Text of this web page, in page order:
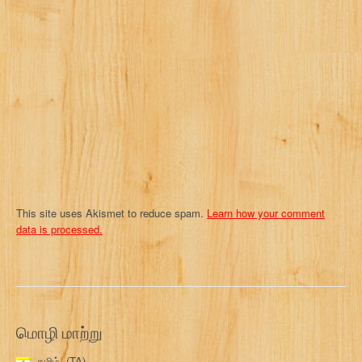
This site uses Akismet to reduce spam. Learn how your comment
data is processed.
மொழி மாற்று